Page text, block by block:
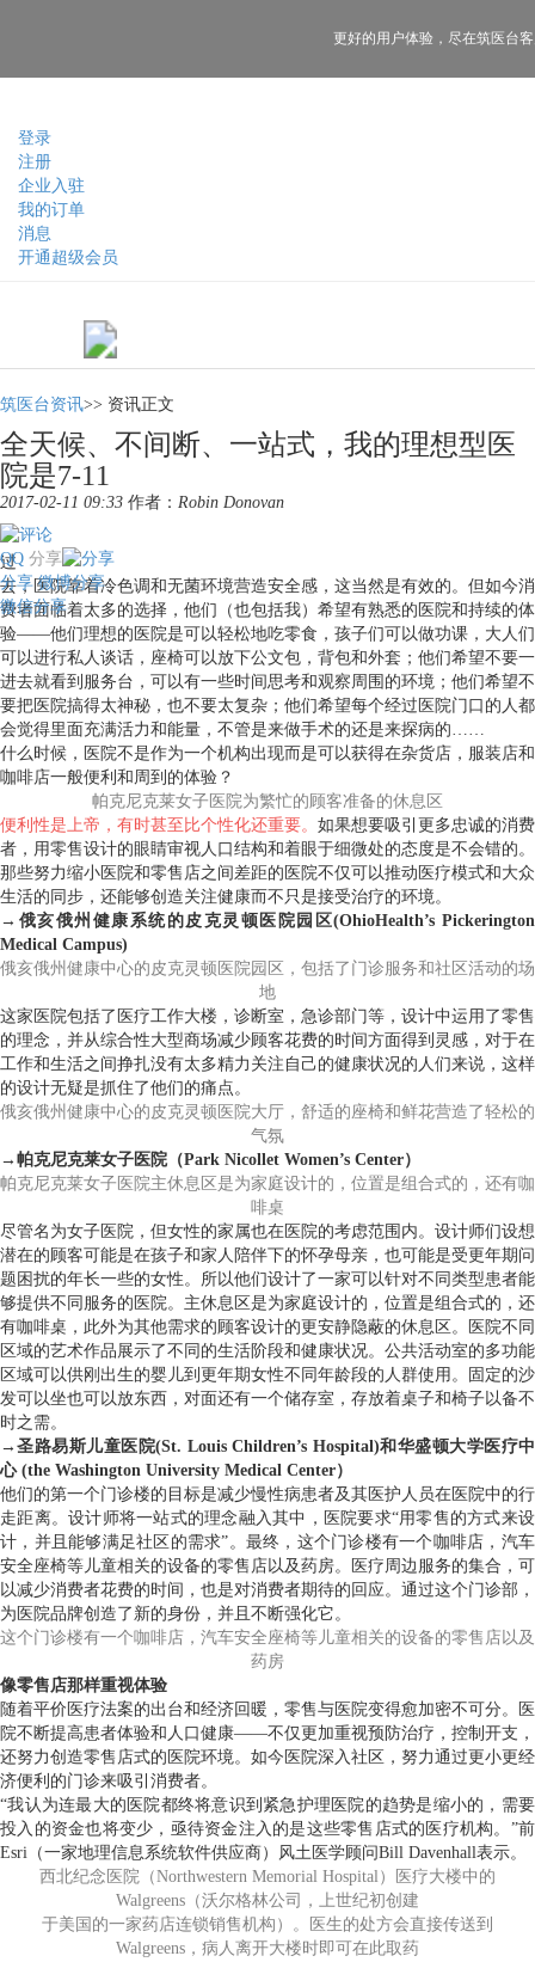
登录
注册
企业入驻
我的订单
消息
开通超级会员
更好的用户体验， 尽在筑医台
筑医台资讯>> 资讯正文
全天候、不间断、一站式，我的理想型医
院是7-11
2017-02-11 09:33 作者： Robin Donovan
分享
QQ
分享 微博分享
微信分享
过
去，医院靠着冷色调和无菌环境营造安全感，这当然是有效的。但如今消
费者面临着太多的选择，他们（也包括我）希望有熟悉的医院和持续的体
验——他们理想的医院是可以轻松地吃零食，孩子们可以做功课，大人们
可以进行私人谈话，座椅可以放下公文包，背包和外套；他们希望不要一
进去就看到服务台，可以有一些时间思考和观察周围的环境；他们希望不
要把医院搞得太神秘，也不要太复杂；他们希望每个经过医院门口的人都
会觉得里面充满活力和能量，不管是来做手术的还是来探病的……
什么时候，医院不是作为一个机构出现而是可以获得在杂货店，服装店和
咖啡店一般便利和周到的体验？
帕克尼克莱女子医院为繁忙的顾客准备的休息区
便利性是上帝，有时甚至比个性化还重要。 如果想要吸引更多忠诚的消费
者，用零售设计的眼睛审视人口结构和着眼于细微处的态度是不会错的。
那些努力缩小医院和零售店之间差距的医院不仅可以推动医疗模式和大众
生活的同步，还能够创造关注健康而不只是接受治疗的环境。
→俄亥俄州健康系统的皮克灵顿医院园区(OhioHealth’s Pickerington
Medical Campus)
俄亥俄州健康中心的皮克灵顿医院园区，包括了门诊服务和社区活动的场
地
这家医院包括了医疗工作大楼，诊断室，急诊部门等，设计中运用了零售
的理念，并从综合性大型商场减少顾客花费的时间方面得到灵感，对于在
工作和生活之间挣扎没有太多精力关注自己的健康状况的人们来说，这样
的设计无疑是抓住了他们的痛点。
俄亥俄州健康中心的皮克灵顿医院大厅，舒适的座椅和鲜花营造了轻松的
气氛
→帕克尼克莱女子医院（Park Nicollet Women’s Center）
帕克尼克莱女子医院主休息区是为家庭设计的，位置是组合式的，还有咖
啡桌
尽管名为女子医院，但女性的家属也在医院的考虑范围内。设计师们设想
潜在的顾客可能是在孩子和家人陪伴下的怀孕母亲，也可能是受更年期问
题困扰的年长一些的女性。所以他们设计了一家可以针对不同类型患者能
够提供不同服务的医院。主休息区是为家庭设计的，位置是组合式的，还
有咖啡桌，此外为其他需求的顾客设计的更安静隐蔽的休息区。医院不同
区域的艺术作品展示了不同的生活阶段和健康状况。公共活动室的多功能
区域可以供刚出生的婴儿到更年期女性不同年龄段的人群使用。固定的沙
发可以坐也可以放东西，对面还有一个储存室，存放着桌子和椅子以备不
时之需。
→圣路易斯儿童医院(St. Louis Children’s Hospital)和华盛顿大学医疗中
心 (the Washington University Medical Center）
他们的第一个门诊楼的目标是减少慢性病患者及其医护人员在医院中的行
走距离。设计师将一站式的理念融入其中，医院要求“用零售的方式来设
计，并且能够满足社区的需求”。最终，这个门诊楼有一个咖啡店，汽车
安全座椅等儿童相关的设备的零售店以及药房。医疗周边服务的集合，可
以减少消费者花费的时间，也是对消费者期待的回应。通过这个门诊部，
为医院品牌创造了新的身份，并且不断强化它。
这个门诊楼有一个咖啡店，汽车安全座椅等儿童相关的设备的零售店以及
药房
像零售店那样重视体验
随着平价医疗法案的出台和经济回暖，零售与医院变得愈加密不可分。医
院不断提高患者体验和人口健康——不仅更加重视预防治疗，控制开支，
还努力创造零售店式的医院环境。如今医院深入社区，努力通过更小更经
济便利的门诊来吸引消费者。
“我认为连最大的医院都终将意识到紧急护理医院的趋势是缩小的，需要
投入的资金也将变少，亟待资金注入的是这些零售店式的医疗机构。”前
Esri（一家地理信息系统软件供应商）风土医学顾问Bill Davenhall表示。
西北纪念医院（Northwestern Memorial Hospital）医疗大楼中的
Walgreens（沃尔格林公司，上世纪初创建
于美国的一家药店连锁销售机构）。医生的处方会直接传送到
Walgreens，病人离开大楼时即可在此取药